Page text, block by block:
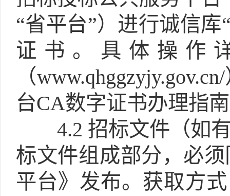
“省平台”）进行诚信
证书。具体操作
（
台CA数字证书办理指
4.2 招标文件（如
标文件组成部分，必
平台》发布。获取方式